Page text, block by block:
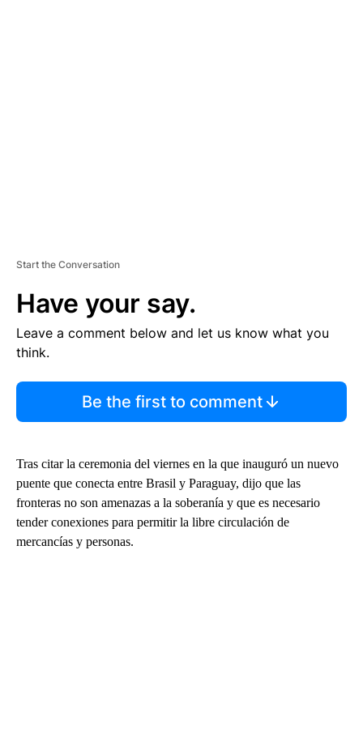
Start the Conversation
Have your say.
Leave a comment below and let us know what you
think.
Be the first to comment
Tras citar la ceremonia del viernes en la que inauguró un nuevo
puente que conecta entre Brasil y Paraguay, dijo que las
fronteras no son amenazas a la soberanía y que es necesario
tender conexiones para permitir la libre circulación de
mercancías y personas.